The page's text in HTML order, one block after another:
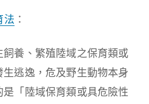
法 ：
飼養、繁殖陸域之保育類或
逃逸，危及野生動物本身
「陸域保育類或具危險性